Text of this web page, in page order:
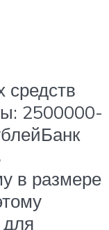
средств
2500000-
в размере